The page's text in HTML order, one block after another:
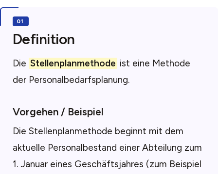
Definition
Die Stellenplanmethode ist eine Methode
der Personalbedarfsplanung.
Vorgehen / Beispiel
Die Stellenplanmethode beginnt mit dem
aktuelle Personalbestand einer Abteilung zum
1. Januar eines Geschäftsjahres (zum Beispiel